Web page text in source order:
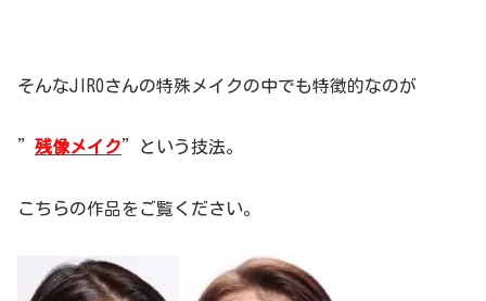
そんなJIROさんの特殊メイクの中でも特徴的なのが
” 残像メイク”という技法。
こちらの作品をご覧ください。